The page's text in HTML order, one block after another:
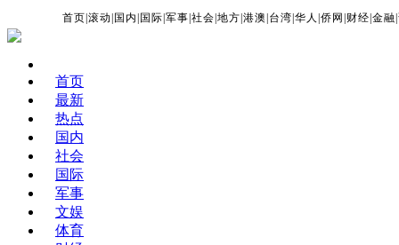
首页 |滚动 国内 国际 |军事 |社会 |地方 |港澳 台湾 |华人 |侨网 财经 |金融 |
首页
最新
热点
国内
社会
国际
军事
文娱
体育